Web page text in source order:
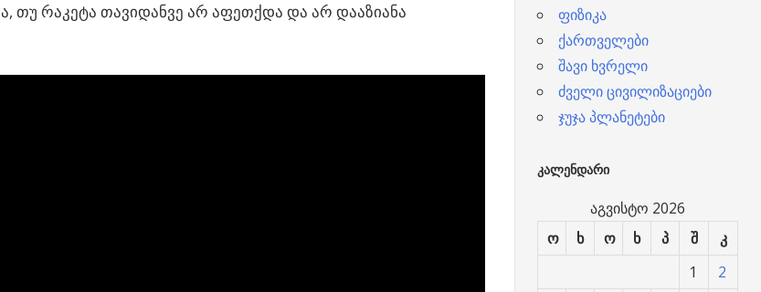
თუ რაკეტა თავიდანვე არ აფეთქდა და არ დააზიანა
ფიზიკა
ქართველები
შავი ხვრელი
ძველი ცივილიზაციები
ჯუჯა პლანეტები
ᲙᲐᲚᲔᲜᲓᲐᲠᲘ
აგვისტო 2026
ო
ხ ო ხ პ შ კ
1
2